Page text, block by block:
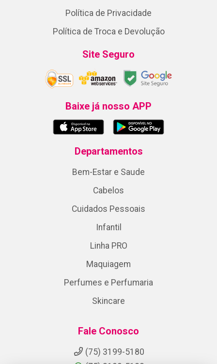
Política de Privacidade
Política de Troca e Devolução
Site Seguro
Baixe já nosso APP
Departamentos
Bem-Estar e Saude
Cabelos
Cuidados Pessoais
Infantil
Linha PRO
Maquiagem
Perfumes e Perfumaria
Skincare
Fale Conosco
(75) 3199-5180